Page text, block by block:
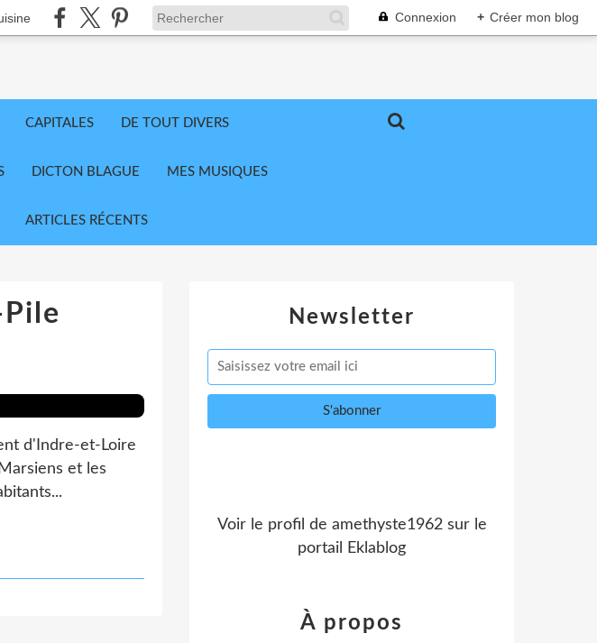
Connexion + Créer mon blog
CAPITALES DE TOUT DIVERS
DICTON BLAGUE MES MUSIQUES
ARTICLES RÉCENTS
d'Indre-et-Loire
et les
Newsletter
Voir le profil de amethyste1962sur le
portail Eklablog
À propos